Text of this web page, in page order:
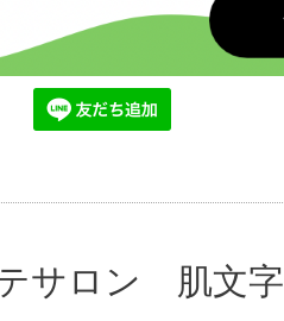
サロン 肌文字